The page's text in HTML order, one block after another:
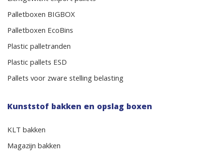
Palletboxen BIGBOX
Palletboxen EcoBins
Plastic palletranden
Plastic pallets ESD
Pallets voor zware stelling belasting
Kunststof bakken en opslag boxen
KLT bakken
Magazijn bakken